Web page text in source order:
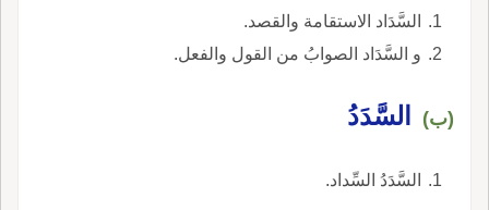
السَّدَاد الاستقامة والقصد.
و السَّدَاد الصوابُ من القول والفعل.
(ب) السَّدَدُ
السَّدَدُ السِّداد.